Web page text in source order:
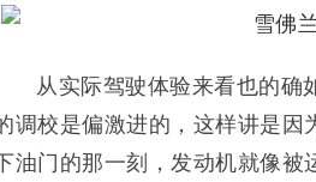
从实际驾驶体验来看也的确
调校是偏激进的，这样讲是因
油门的那一刻，发动机就像被